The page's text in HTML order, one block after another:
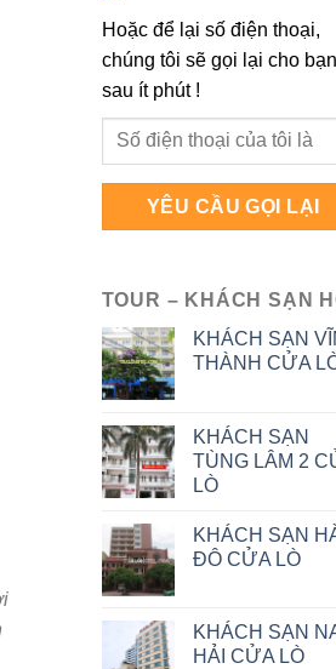
Hoặc để lại số điện thoại,
chúng tôi sẽ gọi lại cho bạn
sau ít phút !
TOUR – KHÁCH SẠN
KHÁCH SẠN
THÀNH CỬA
KHÁCH SẠN
TÙNG LÂM 2
LÒ
KHÁCH SẠN
ĐÔ CỬA LÒ
KHÁCH SẠN
HẢI CỬA LÒ